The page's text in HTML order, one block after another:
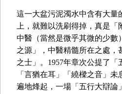
這一大盆污泥濁水中含有大量
上，就難以洗刷得掉，真是「
中醫（當然是微乎其微的少數
之源」，中醫精髓所在之處，
之士」。1957年章次公提了「
「言猶在耳」「繞樑之音」
遍地烽起，一場「五行大辯論